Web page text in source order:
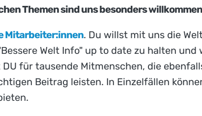
Themen sind uns besonders
Mitarbeiter:innen. Du willst mit uns die
Welt Info" up to date zu halten
DU für tausende Mitmenschen, die
Beitrag leisten. In Einzelfällen